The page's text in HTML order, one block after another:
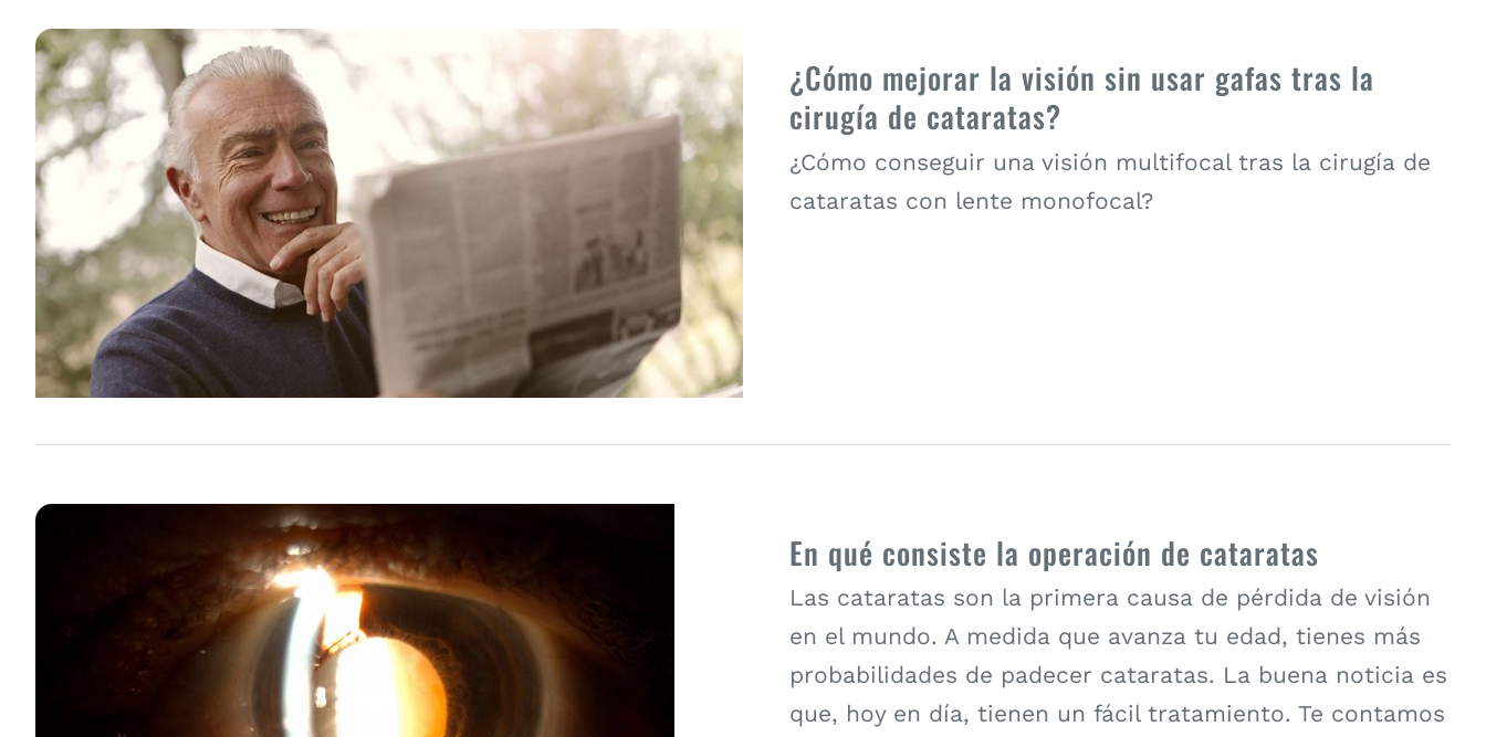
¿Cómo mejorar la visión sin usar gafas tras la
cirugía de cataratas?
¿Cómo conseguir una visión multifocal tras la cirugía de
cataratas con lente monofocal?
En qué consiste la operación de cataratas
Las cataratas son la primera causa de pérdida de visión
en el mundo. A medida que avanza tu edad, tienes más
probabilidades de padecer cataratas. La buena noticia es
que, hoy en día, tienen un fácil tratamiento. Te contamos